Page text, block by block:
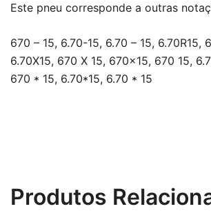
Este pneu corresponde a outras
670 – 15, 6.70-15, 6.70 – 15, 6.70R15,
6.70X15, 670 X 15, 670×15, 670 15,
670 * 15, 6.70*15, 6.70 * 15
Produtos